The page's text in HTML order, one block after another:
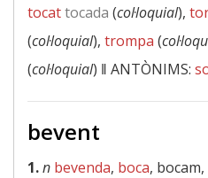
tocattocada (col·loquial),
(col·loquial), trompa (
(col·loquial) ‖ ANTÒNIMS:
bevent
1.n bevenda, boca,